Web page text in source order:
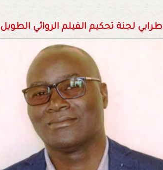
لجنة تحكيم الفيلم الروائي الطويل